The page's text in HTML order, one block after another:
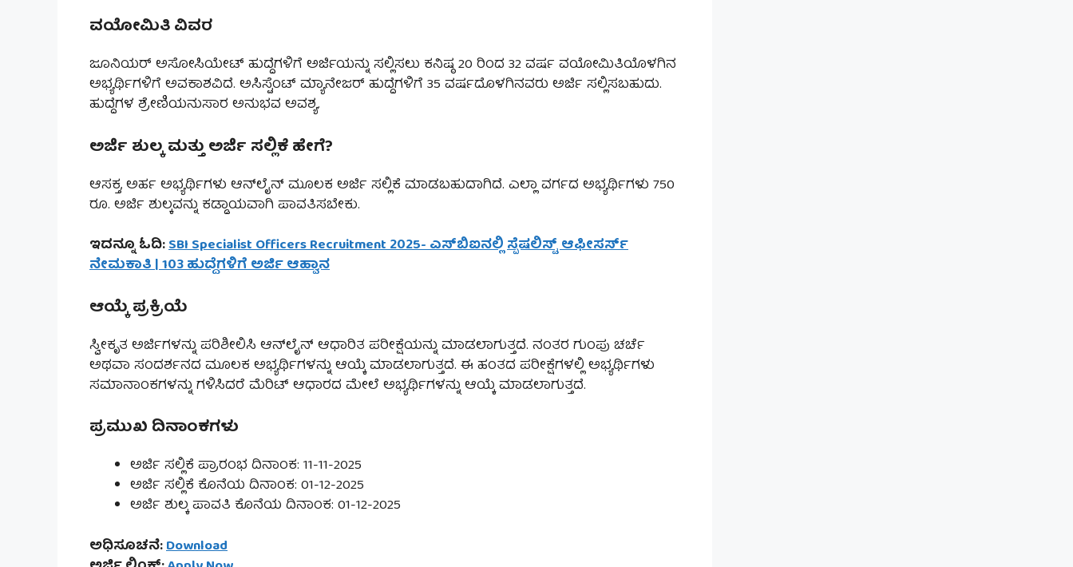
ವಯೋಮಿತಿ ವಿವರ
ಜೂನಿಯರ್ ಅಸೋಸಿಯೇಟ್ ಹುದ್ದೆಗಳಿಗೆ ಅರ್ಜಿಯನ್ನು ಸಲ್ಲಿಸಲು ಕನಿಷ್ಠ 20 ರಿಂದ 32 ವರ್ಷ ವಯೋಮಿತಿಯೊಳಗಿನ
ಅಭ್ಯರ್ಥಿಗಳಿಗೆ ಅವಕಾಶವಿದೆ. ಅಸಿಸ್ಟೆಂಟ್ ಮ್ಯಾನೇಜರ್ ಹುದ್ದೆಗಳಿಗೆ 35 ವರ್ಷದೊಳಗಿನವರು ಅರ್ಜಿ ಸಲ್ಲಿಸಬಹುದು.
ಹುದ್ದೆಗಳ ಶ್ರೇಣಿಯನುಸಾರ ಅನುಭವ ಅವಶ್ಯ.
ಅರ್ಜಿ ಶುಲ್ಕ ಮತ್ತು ಅರ್ಜಿ ಸಲ್ಲಿಕೆ ಹೇಗೆ?
ಆಸಕ್ತ, ಅರ್ಹ ಅಭ್ಯರ್ಥಿಗಳು ಆನ್‌ಲೈನ್ ಮೂಲಕ ಅರ್ಜಿ ಸಲ್ಲಿಕೆ ಮಾಡಬಹುದಾಗಿದೆ. ಎಲ್ಲಾ ವರ್ಗದ ಅಭ್ಯರ್ಥಿಗಳು 750
ರೂ. ಅರ್ಜಿ ಶುಲ್ಕವನ್ನು ಕಡ್ಡಾಯವಾಗಿ ಪಾವತಿಸಬೇಕು.
ಇದನ್ನೂ ಓದಿ:SBI Specialist Officers Recruitment 2025- ಎಸ್‌ಬಿಐನಲ್ಲಿ ಸ್ಪೆಷಲಿಸ್ಟ್ ಆಫೀಸರ್ಸ್
ನೇಮಕಾತಿ | 103 ಹುದ್ದೆಗಳಿಗೆ ಅರ್ಜಿ ಆಹ್ವಾನ
ಆಯ್ಕೆ ಪ್ರಕ್ರಿಯೆ
ಸ್ವೀಕೃತ ಅರ್ಜಿಗಳನ್ನು ಪರಿಶೀಲಿಸಿ ಆನ್‌ಲೈನ್ ಆಧಾರಿತ ಪರೀಕ್ಷೆಯನ್ನು ಮಾಡಲಾಗುತ್ತದೆ. ನಂತರ ಗುಂಪು ಚರ್ಚೆ
ಅಥವಾ ಸಂದರ್ಶನದ ಮೂಲಕ ಅಭ್ಯರ್ಥಿಗಳನ್ನು ಆಯ್ಕೆ ಮಾಡಲಾಗುತ್ತದೆ. ಈ ಹಂತದ ಪರೀಕ್ಷೆಗಳಲ್ಲಿ ಅಭ್ಯರ್ಥಿಗಳು
ಸಮಾನಾಂಕಗಳನ್ನು ಗಳಿಸಿದರೆ ಮೆರಿಟ್ ಆಧಾರದ ಮೇಲೆ ಅಭ್ಯರ್ಥಿಗಳನ್ನು ಆಯ್ಕೆ ಮಾಡಲಾಗುತ್ತದೆ.
ಪ್ರಮುಖ ದಿನಾಂಕಗಳು
ಅರ್ಜಿ ಸಲ್ಲಿಕೆ ಪ್ರಾರಂಭ ದಿನಾಂಕ: 11-11-2025
ಅರ್ಜಿ ಸಲ್ಲಿಕೆ ಕೊನೆಯ ದಿನಾಂಕ: 01-12-2025
ಅರ್ಜಿ ಶುಲ್ಕ ಪಾವತಿ ಕೊನೆಯ ದಿನಾಂಕ: 01-12-2025
ಅಧಿಸೂಚನೆ:Download